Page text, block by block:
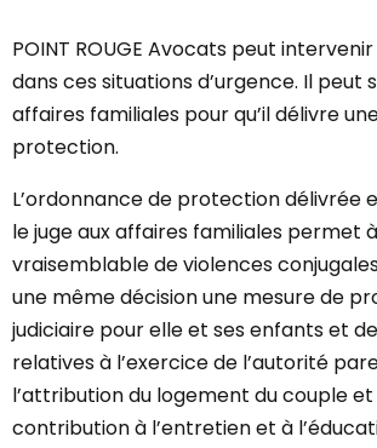
POINT ROUGE Avocats peut
dans ces situations d’urgence. Il peut
affaires familiales pour qu’il délivre
protection.
L’ordonnance de protection délivrée
le juge aux affaires familiales permet
vraisemblable de violences
une même décision une mesure de
judiciaire pour elle et ses enfants et
relatives à l’exercice de l’autorité
l’attribution du logement du couple et
contribution à l’entretien et à